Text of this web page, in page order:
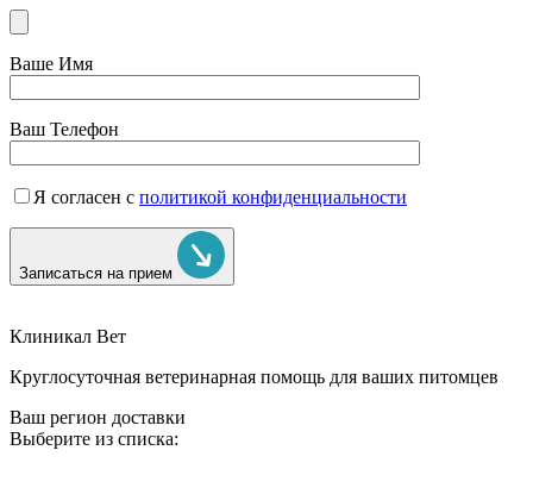
Ваше Имя
Ваш Телефон
Я согласен с политикой конфиденциальности
Записаться на прием
Клиникал Вет
Круглосуточная ветеринарная помощь для ваших питомцев
Ваш регион доставки
Выберите из списка: